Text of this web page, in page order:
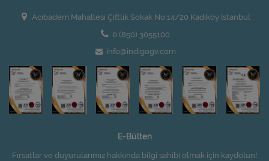
Acıbadem Mahallesi Çiftlik Sokak No:14/20 Kadıköy İstanbul
0 (850) 3055100
info@indigogv.com
E-Bülten
Fırsatlar ve duyurularımız hakkında bilgi sahibi olmak için kaydolun!